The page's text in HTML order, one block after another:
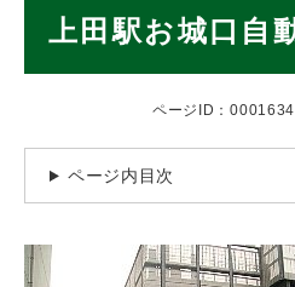
上田駅お城口自
ページID：0001634
ページ内目次